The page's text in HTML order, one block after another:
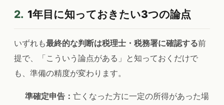
2. 1年目に知っておきたい3つの論点
いずれも最終的な判断は税理士・税務署に確認する前
提で、「こういう論点がある」と知っておくだけで
も、準備の精度が変わります。
準確定申告： 亡くなった方に一定の所得があった場